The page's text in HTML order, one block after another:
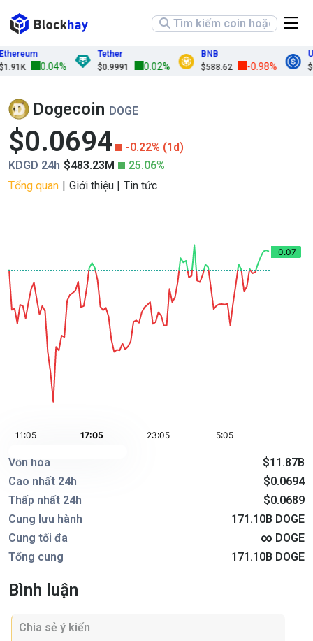
0.04%
Tether
$0.9991
0.02%
BNB
$588.62
-0.98%
Dogecoin DOGE
$0.0694
-0.22% (1d)
KDGD 24h $483.23M
25.06%
Tổng quan
Giới thiệu Tin tức
Vốn hóa
$11.87B
Cao nhất 24h
$0.0694
Thấp nhất 24h
$0.0689
Cung lưu hành
171.10B DOGE
Cung tối đa
∞ DOGE
Tổng cung
171.10B DOGE
Bình luận